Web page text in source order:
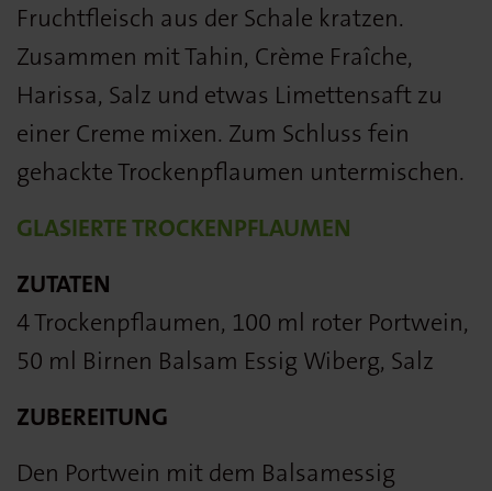
Fruchtfleisch aus der Schale kratzen.
Zusammen mit Tahin, Crème Fraîche,
Harissa, Salz und etwas Limettensaft zu
einer Creme mixen. Zum Schluss fein
gehackte Trockenpflaumen untermischen.
GLASIERTE TROCKENPFLAUMEN
ZUTATEN
4 Trockenpflaumen, 100 ml roter Portwein,
50 ml Birnen Balsam Essig Wiberg, Salz
ZUBEREITUNG
Den Portwein mit dem Balsamessig